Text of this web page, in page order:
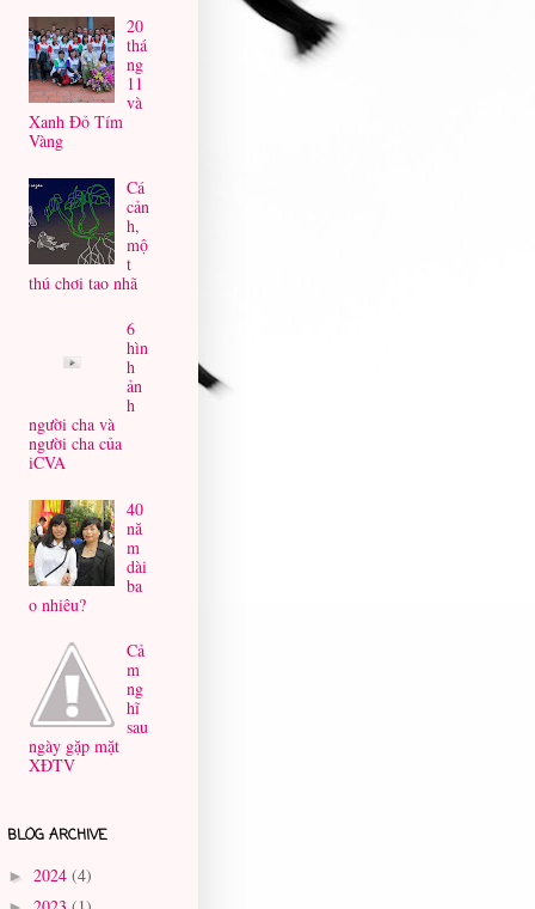
20
thá
ng
11
và
Xanh Đỏ Tím
Vàng
Cá
cản
h,
mộ
t
thú chơi tao nhã
6
hìn
h
ản
h
người cha và
người cha của
iCVA
40
nă
m
dài
ba
o nhiêu?
Cả
m
ng
hĩ
sau
ngày gặp mặt
XĐTV
BLOG ARCHIVE
► 2024 (4)